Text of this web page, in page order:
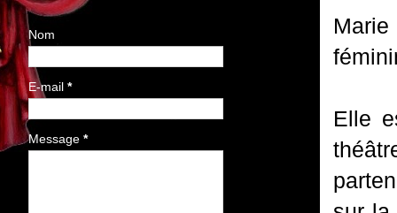
Elle
Nom
E-mail *
Message *